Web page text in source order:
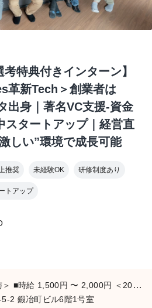
考特典付きインターン】
革新Tech＞創業者は
出身｜著名VC支援-資金
スタートアップ｜経営直
しい”環境で成長可能
推奨 未経験OK 研修制度あり
トアップ
12回分割で支給） ※専門・大卒・院卒問わず：年俸 3,600,000円 ※基本給：242,437円 ※固定残業代：57,563円を含む/月（月30時間分）
2 鍛冶町ビル6階1号室